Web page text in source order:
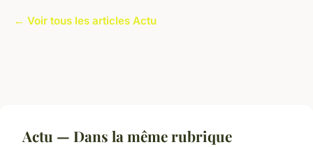
← Voir tous les articles Actu
Actu — Dans la même rubrique